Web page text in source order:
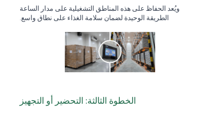
ويُعد الحفاظ على هذه المناطق التشغيلية على مدار الساعة
الطريقة الوحيدة لضمان سلامة الغذاء على نطاق واسع.
الخطوة الثالثة: التحضير أو التجهيز